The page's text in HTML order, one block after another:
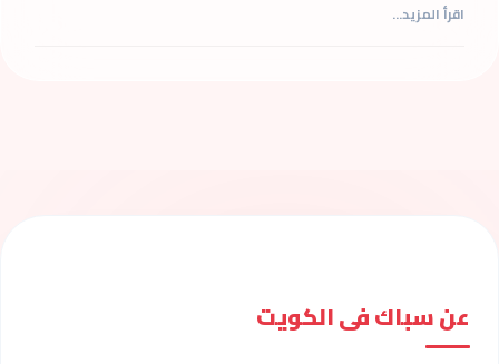
اقرأ المزيد...
عن سباك فى الكويت